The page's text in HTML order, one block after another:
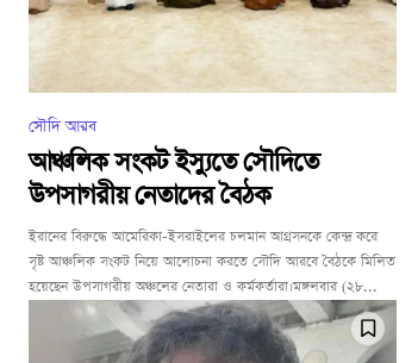
সৌদি আরব
আঞ্চলিক সংকট ইস্যুতে সৌদিতে
উপসাগরীয় নেতাদের বৈঠক
ইরানের বিরুদ্ধে আমেরিকা-ইসরাইলের চলমান আগ্রসনকে কেন্দ্র করে
সৃষ্ট আঞ্চলিক সংকট নিয়ে আলোচনা করতে সৌদি আরবে বৈঠকে মিলিত
হয়েছেন উপসাগরীয় অঞ্চলের নেতারা ও কর্মকর্তারা।মঙ্গলবার (২৮...